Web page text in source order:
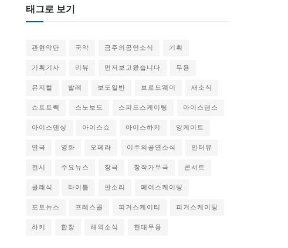
태그로 보기
관현악단 국악 금주의공연소식
기획
기획기사
리뷰 먼저보고왔습니다
무용
뮤지컬
발레 보도일반 브로드웨이
새소식
쇼트트랙
스노보드 스피드스케이팅
아이스댄스
아이스댄싱
아이스쇼 아이스하키
앙케이트
연극
영화 오페라 이주의공연소식
인터뷰
전시
주요뉴스 창극 창작가무극
콘서트
클래식
타이틀 판소리
페어스케이팅
포토뉴스
프레스콜 피겨스케이티
피겨스케이팅
하키
합창 해외소식 현대무용